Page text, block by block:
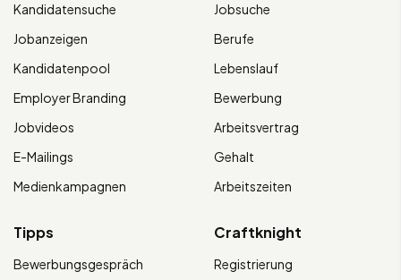
Kandidatensuche
Jobanzeigen
Kandidatenpool
Employer Branding
Jobvideos
E-Mailings
Medienkampagnen
Jobsuche
Berufe
Lebenslauf
Bewerbung
Arbeitsvertrag
Gehalt
Arbeitszeiten
Tipps
Bewerbungsgespräch
Craftknight
Registrierung